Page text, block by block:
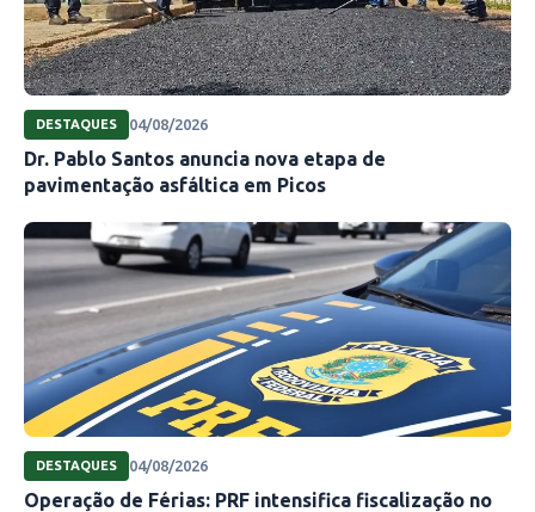
DESTAQUES 04/08/2026
Dr. Pablo Santos anuncia nova etapa de
pavimentação asfáltica em Picos
DESTAQUES 04/08/2026
Operação de Férias: PRF intensifica fiscalização no